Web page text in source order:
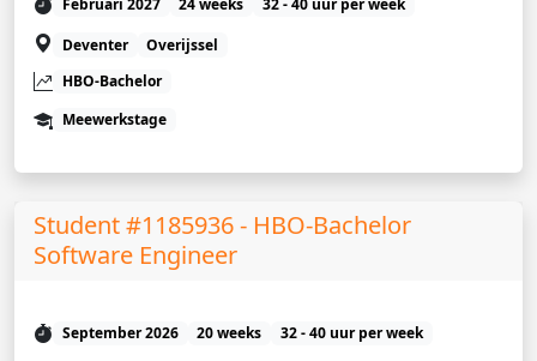
Deventer
Overijssel
HBO-Bachelor
Meewerkstage
Student #1185936 - HBO-Bachelor
Software Engineer
September 2026 20 weeks
32 - 40 uur per week